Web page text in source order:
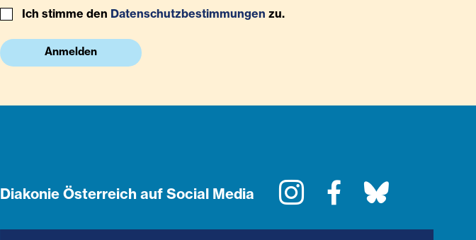
Ich stimme den Datenschutzbestimmungen zu.
Anmelden
Diakonie Österreich auf Social Media InstagramFacebook